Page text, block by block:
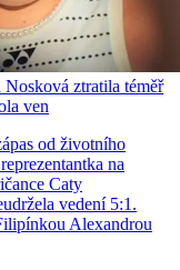
ztratila téměř
ven
od životního
na
Caty
vedení 5:1.
Alexandrou